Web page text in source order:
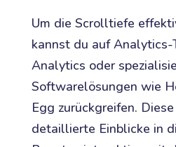
Um die Scrolltiefe
kannst du auf
Analytics oder
Softwarelösungen wie
Egg zurückgreifen.
detaillierte Einblicke in